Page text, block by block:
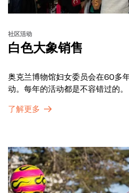
社区活动
白色大象销售
奥克兰博物馆妇女委员会在60多
动。每年的活动都是不容错过的。
了解更多